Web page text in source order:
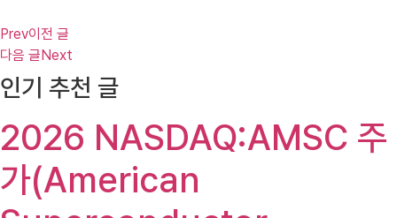
Prev이전 글
다음 글Next
인기 추천 글
2026 NASDAQ:AMSC 주
가(American